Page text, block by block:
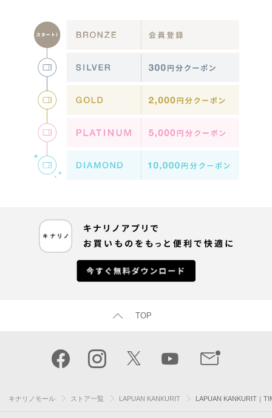
TOP
キナリノモール ストア一覧 LAPUAN KANKURIT LAPUAN KANKURIT｜